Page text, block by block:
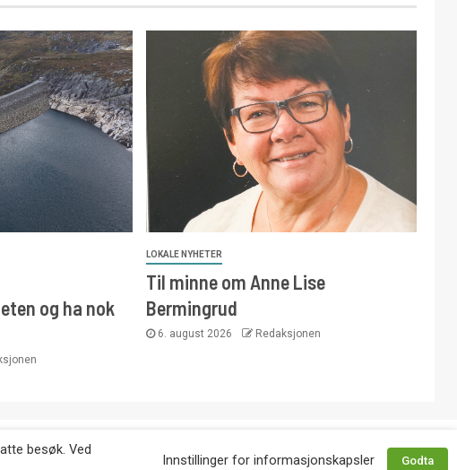
og ha nok
LOKALE NYHETER
Til minne om Anne Lise
Bermingrud
6. august 2026 Redaksjonen
etter avtale med utgiver. Tlf. 92 63 86 82.
besøk. Ved
Innstillinger for informasjonskapsler Godta